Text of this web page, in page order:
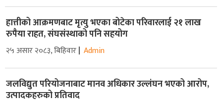
हात्तीको आक्रमणबाट मृत्यु भएका बोटेका परिवारलाई २१ लाख
रुपैया राहत, संघसंस्थाको पनि सहयोग
२५ असार २०८३, बिहिवार Admin
जलविद्युत परियोजनाबाट मानव अधिकार उल्लंघन भएको आरोप,
उत्पादकहरुको प्रतिवाद